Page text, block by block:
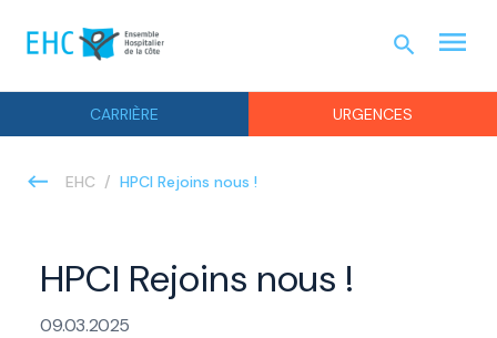
CARRIÈRE URGENCES
search menu
EHC HPCI Rejoins nous !
HPCI Rejoins nous !
09.03.2025